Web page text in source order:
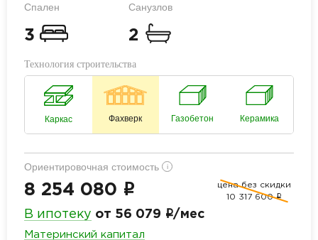
Спален
3
Санузлов
2
Технология строительства
Каркас Фахверк Газобетон Керамика
Ориентировочная стоимость i
8 254 080 i
цена без скидки
10 317 600 i
В ипотеку от 56 079 i/мес
Материнский капитал